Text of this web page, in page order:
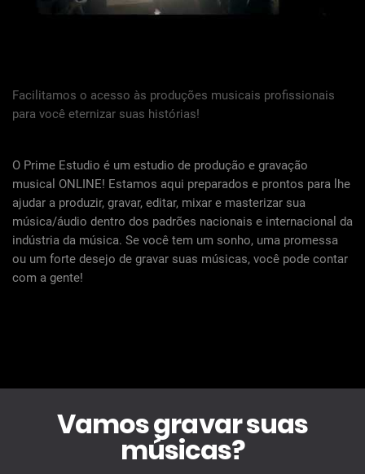
Facilitamos o acesso às produções musicais profissionais
para você eternizar suas histórias!
O Prime Estudio é um estudio de produção e gravação
musical ONLINE! Estamos aqui preparados e prontos para lhe
ajudar a produzir, gravar, editar, mixar e masterizar sua
música/áudio dentro dos padrões nacionais e internacional da
indústria da música. Se você tem um sonho, uma promessa
ou um forte desejo de gravar suas músicas, você pode contar
com a gente!
Vamos gravar suas
músicas?